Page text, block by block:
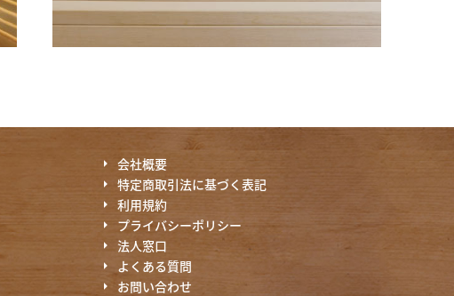
会社概要
特定商取引法に基づく表記
利用規約
プライバシーポリシー
法人窓口
よくある質問
お問い合わせ